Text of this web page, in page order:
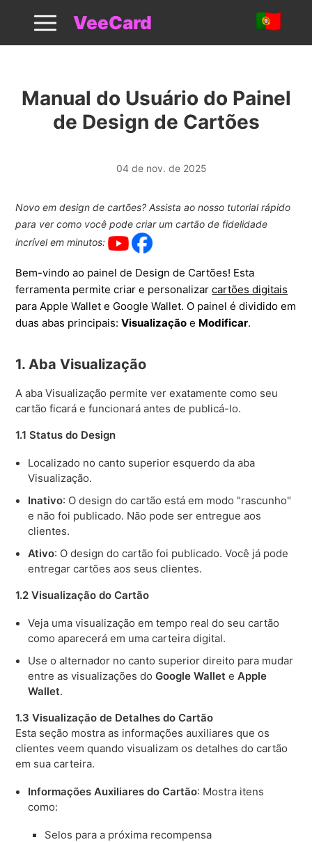
VeeCard
Manual do Usuário do Painel
de Design de Cartões
04 de nov. de 2025
Novo em design de cartões? Assista ao nosso tutorial rápido
para ver como você pode criar um cartão de fidelidade
incrível em minutos:
Bem-vindo ao painel de Design de Cartões! Esta
ferramenta permite criar e personalizarcartões digitais
para Apple Wallet e Google Wallet. O painel é dividido em
duas abas principais:Visualização e Modificar.
1. Aba Visualização
A aba Visualização permite ver exatamente como seu
cartão ficará e funcionará antes de publicá-lo.
1.1 Status do Design
Localizado no canto superior esquerdo da aba
Visualização.
Inativo: O design do cartão está em modo "rascunho"
e não foi publicado. Não pode ser entregue aos
clientes.
Ativo: O design do cartão foi publicado. Você já pode
entregar cartões aos seus clientes.
1.2 Visualização do Cartão
Veja uma visualização em tempo real do seu cartão
como aparecerá em uma carteira digital.
Use o alternador no canto superior direito para mudar
entre as visualizações doGoogle Wallet eApple
Wallet.
1.3 Visualização de Detalhes do Cartão
Esta seção mostra as informações auxiliares que os
clientes veem quando visualizam os detalhes do cartão
em sua carteira.
Informações Auxiliares do Cartão: Mostra itens
como:
Selos para a próxima recompensa